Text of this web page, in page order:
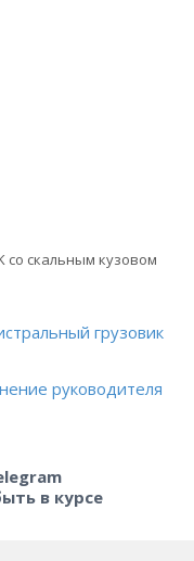
со скальным кузовом
грузовик
руководителя
в курсе